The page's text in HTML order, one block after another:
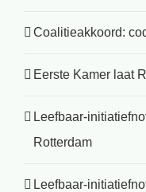
Coalitieakkoord:
Eerste Kamer laat
Leefbaar-
Rotterdam
Leefbaar-